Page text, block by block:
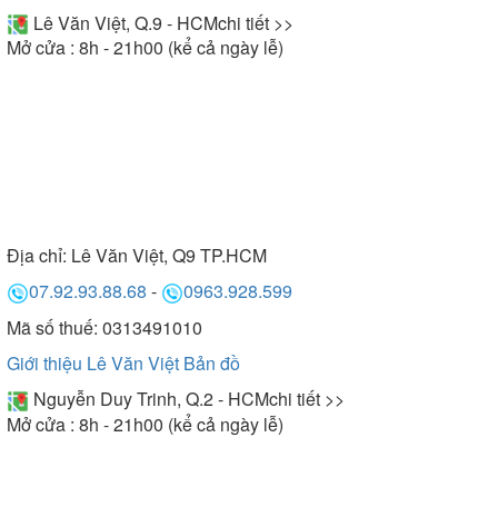
Lê Văn Việt, Q.9 - HCMchi tiết >>
Mở cửa : 8h - 21h00 (kể cả ngày lễ)
Địa chỉ: Lê Văn Việt, Q9 TP.HCM
07.92.93.88.68 -
0963.928.599
Mã số thuế: 0313491010
Giới thiệu Lê Văn Việt Bản đồ
Nguyễn Duy Trinh, Q.2 - HCMchi tiết >>
Mở cửa : 8h - 21h00 (kể cả ngày lễ)